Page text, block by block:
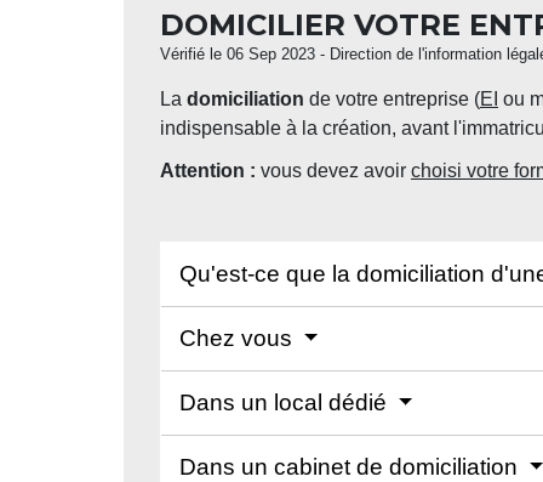
DOMICILIER VOTRE
Vérifié le 06 Sep 2023 - Direction de l'information
La domiciliation de votre entreprise (EI ou
indispensable à la création, avant
Attention : vous devez avoir choisi votre
Qu'est-ce que la domiciliation
Chez vous
Dans un local dédié
Dans un cabinet de domiciliation